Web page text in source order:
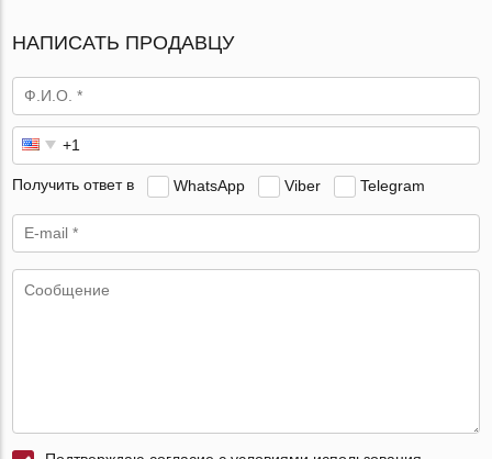
НАПИСАТЬ ПРОДАВЦУ
Получить ответ в WhatsApp Viber Telegram